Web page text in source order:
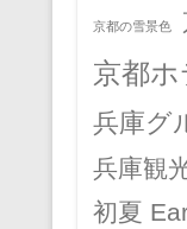
京都の雪景色
京都
兵庫グ
兵庫観
初夏